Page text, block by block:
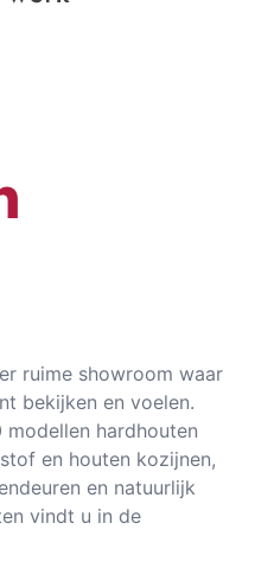
ruime showroom waar
bekijken en voelen.
modellen hardhouten
en houten kozijnen,
en natuurlijk
vindt u in de